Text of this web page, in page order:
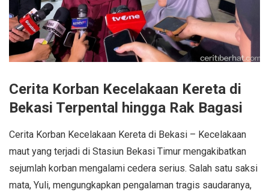
Cerita Korban Kecelakaan Kereta di
Bekasi Terpental hingga Rak Bagasi
Cerita Korban Kecelakaan Kereta di Bekasi – Kecelakaan
maut yang terjadi di Stasiun Bekasi Timur mengakibatkan
sejumlah korban mengalami cedera serius. Salah satu saksi
mata, Yuli, mengungkapkan pengalaman tragis saudaranya,